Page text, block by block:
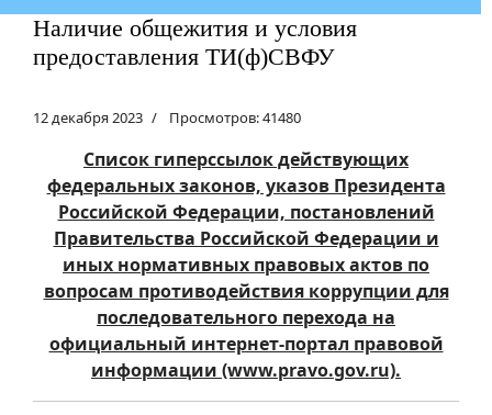
Наличие общежития и условия
предоставления ТИ(ф)СВФУ
12 декабря 2023 Просмотров: 41480
Список гиперссылок действующих
федеральных законов, указов Президента
Российской Федерации, постановлений
Правительства Российской Федерации и
иных нормативных правовых актов по
вопросам противодействия коррупции для
последовательного перехода на
официальный интернет-портал правовой
информации (www.pravo.gov.ru).